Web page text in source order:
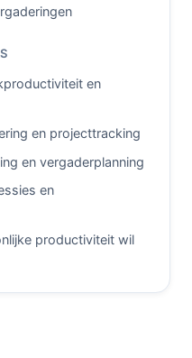
en
en projecttracking
en vergaderplanning
en
productiviteit wil